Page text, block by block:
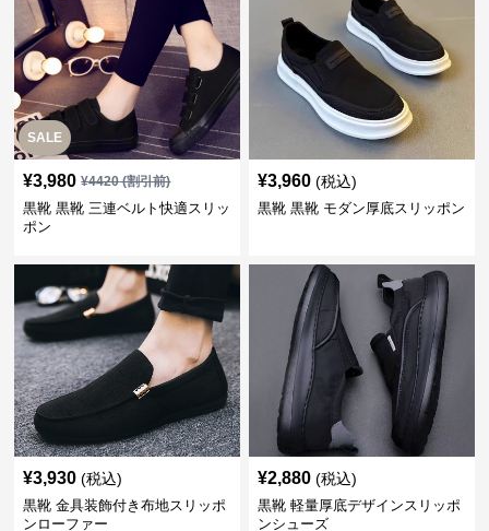
SALE
¥3,980 ¥4420(割引前)
黒靴 黒靴 三連ベルト快適スリッ
ポン
¥3,960 (税込)
黒靴 黒靴 モダン厚底スリッポン
¥3,930 (税込)
黒靴 金具装飾付き布地スリッポ
ンローファー
¥2,880 (税込)
黒靴 軽量厚底デザインスリッポ
ンシューズ